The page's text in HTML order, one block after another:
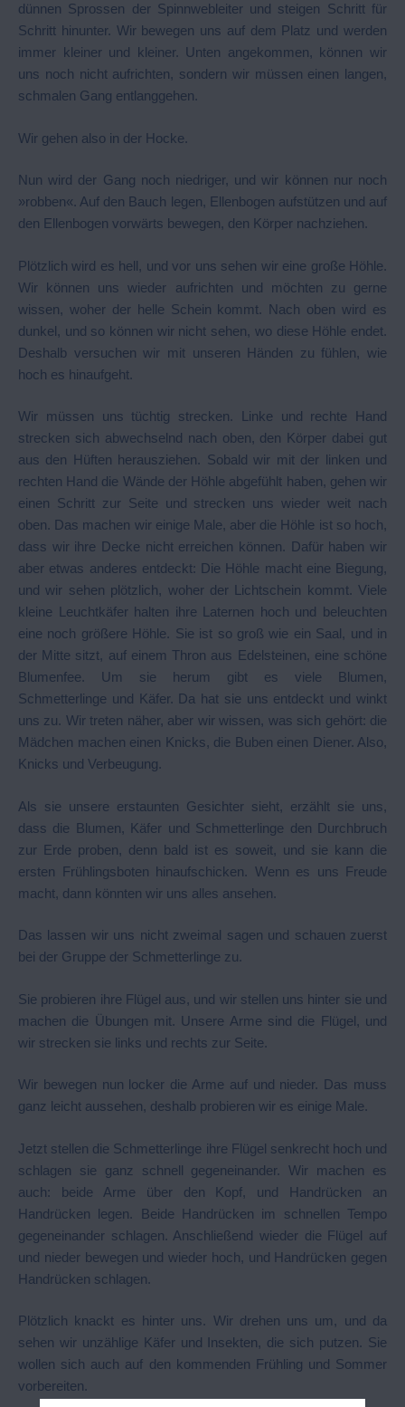
dünnen Sprossen der Spinnwebleiter und steigen Schritt für
Schritt hinunter. Wir bewegen uns auf dem Platz und werden
immer kleiner und kleiner. Unten angekommen, können wir
uns noch nicht aufrichten, sondern wir müssen einen langen,
schmalen Gang entlanggehen.
Wir gehen also in der Hocke.
Nun wird der Gang noch niedriger, und wir können nur noch
»robben«. Auf den Bauch legen, Ellenbogen aufstützen und auf
den Ellenbogen vorwärts bewegen, den Körper nachziehen.
Plötzlich wird es hell, und vor uns sehen wir eine große Höhle.
Wir können uns wieder aufrichten und möchten zu gerne
wissen, woher der helle Schein kommt. Nach oben wird es
dunkel, und so können wir nicht sehen, wo diese Höhle endet.
Deshalb versuchen wir mit unseren Händen zu fühlen, wie
hoch es hinaufgeht.
Wir müssen uns tüchtig strecken. Linke und rechte Hand
strecken sich abwechselnd nach oben, den Körper dabei gut
aus den Hüften herausziehen. Sobald wir mit der linken und
rechten Hand die Wände der Höhle abgefühlt haben, gehen wir
einen Schritt zur Seite und strecken uns wieder weit nach
oben. Das machen wir einige Male, aber die Höhle ist so hoch,
dass wir ihre Decke nicht erreichen können. Dafür haben wir
aber etwas anderes entdeckt: Die Höhle macht eine Biegung,
und wir sehen plötzlich, woher der Lichtschein kommt. Viele
kleine Leuchtkäfer halten ihre Laternen hoch und beleuchten
eine noch größere Höhle. Sie ist so groß wie ein Saal, und in
der Mitte sitzt, auf einem Thron aus Edelsteinen, eine schöne
Blumenfee. Um sie herum gibt es viele Blumen,
Schmetterlinge und Käfer. Da hat sie uns entdeckt und winkt
uns zu. Wir treten näher, aber wir wissen, was sich gehört: die
Mädchen machen einen Knicks, die Buben einen Diener. Also,
Knicks und Verbeugung.
Als sie unsere erstaunten Gesichter sieht, erzählt sie uns,
dass die Blumen, Käfer und Schmetterlinge den Durchbruch
zur Erde proben, denn bald ist es soweit, und sie kann die
ersten Frühlingsboten hinaufschicken. Wenn es uns Freude
macht, dann könnten wir uns alles ansehen.
Das lassen wir uns nicht zweimal sagen und schauen zuerst
bei der Gruppe der Schmetterlinge zu.
Sie probieren ihre Flügel aus, und wir stellen uns hinter sie und
machen die Übungen mit. Unsere Arme sind die Flügel, und
wir strecken sie links und rechts zur Seite.
Wir bewegen nun locker die Arme auf und nieder. Das muss
ganz leicht aussehen, deshalb probieren wir es einige Male.
Jetzt stellen die Schmetterlinge ihre Flügel senkrecht hoch und
schlagen sie ganz schnell gegeneinander. Wir machen es
auch: beide Arme über den Kopf, und Handrücken an
Handrücken legen. Beide Handrücken im schnellen Tempo
gegeneinander schlagen. Anschließend wieder die Flügel auf
und nieder bewegen und wieder hoch, und Handrücken gegen
Handrücken schlagen.
Plötzlich knackt es hinter uns. Wir drehen uns um, und da
sehen wir unzählige Käfer und Insekten, die sich putzen. Sie
wollen sich auch auf den kommenden Frühling und Sommer
vorbereiten.